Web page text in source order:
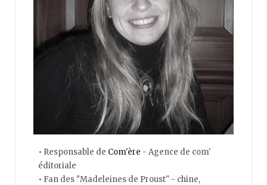
• Responsable de Com'ère - Agence de com'
éditoriale
• Fan des "Madeleines de Proust" - chine,